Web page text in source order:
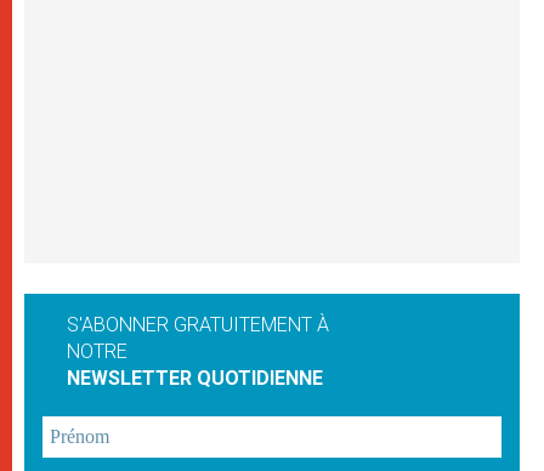
S'ABONNER GRATUITEMENT À
NOTRE
NEWSLETTER QUOTIDIENNE